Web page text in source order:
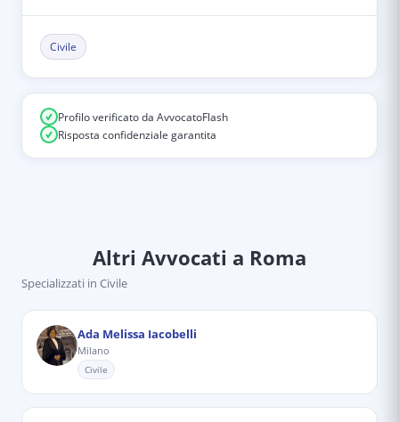
Civile
Profilo verificato da AvvocatoFlash
Risposta confidenziale garantita
Altri Avvocati a Roma
Specializzati in Civile
Ada Melissa Iacobelli
Milano
Civile